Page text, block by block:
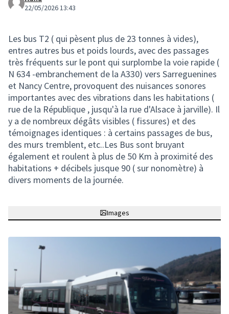
22/05/2026 13:43
Les bus T2 ( qui pèsent plus de 23 tonnes à vides),
entres autres bus et poids lourds, avec des passages
très fréquents sur le pont qui surplombe la voie rapide (
N 634 -embranchement de la A330) vers Sarreguenines
et Nancy Centre, provoquent des nuisances sonores
importantes avec des vibrations dans les habitations (
rue de la République , jusqu'à la rue d'Alsace à jarville). Il
y a de nombreux dégâts visibles ( fissures) et des
témoignages identiques : à certains passages de bus,
des murs tremblent, etc..Les Bus sont bruyant
également et roulent à plus de 50 Km à proximité des
habitations + décibels jusque 90 ( sur nonomètre) à
divers moments de la journée.
Images